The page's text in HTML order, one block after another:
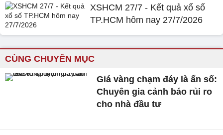
XSHCM 27/7 - Kết quả xổ số
TP.HCM hôm nay 27/7/2026
CÙNG CHUYÊN MỤC
Giá vàng chạm đáy là ẩn số:
Chuyên gia cảnh báo rủi ro
cho nhà đầu tư